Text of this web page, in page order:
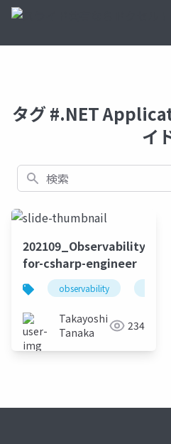
タグ #.NET
イ
検索
202109_Observability-
for-csharp-engineer
observability
Takayoshi
Tanaka
234